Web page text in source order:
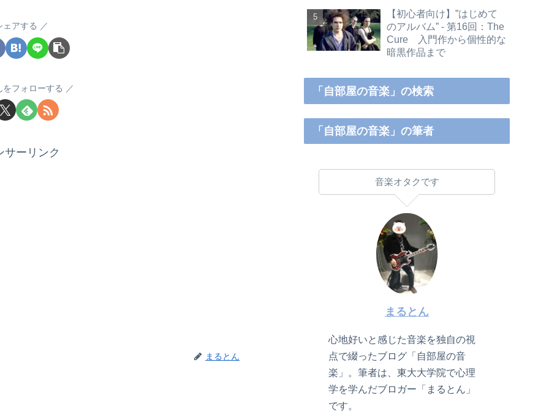
ェアする
をフォローする
サーリンク
まるとん
【初心者向け】”はじめて
のアルバム” - 第16回：The
Cure 入門作から個性的な
暗黒作品まで
「自部屋の音楽」の検索
「自部屋の音楽」の筆者
音楽オタクです
まるとん
心地好いと感じた音楽を独自の視
点で綴ったブログ「自部屋の音
楽」。筆者は、東大大学院で心理
学を学んだブロガー「まるとん」
です。